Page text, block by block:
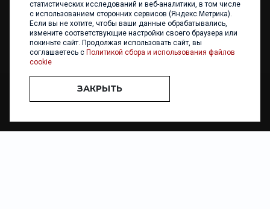
+7 4012 960 856
Написать нам
ООО «ФИЛИПП» © 2013 - 2026. Все права защищены
Разработка и
статистических исследований и веб-аналитики, в том числе
с использованием сторонних сервисов (Яндекс.Метрика).
Если вы не хотите, чтобы ваши данные обрабатывались,
измените соответствующие настройки своего браузера или
покиньте сайт. Продолжая использовать сайт, вы
соглашаетесь с Политикой сбора и использования файлов
cookie
ЗАКРЫТЬ